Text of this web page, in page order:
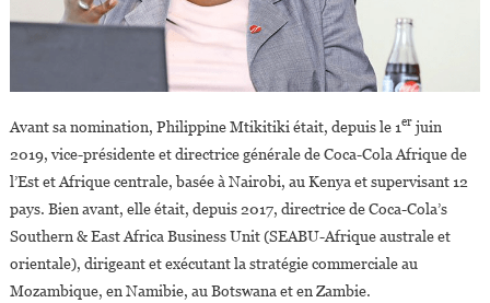
Avant sa nomination, Philippine Mtikitiki était, depuis le 1erjuin
2019, vice-présidente et directrice générale de Coca-Cola Afrique de
l’Est et Afrique centrale, basée à Nairobi, au Kenya et supervisant 12
pays. Bien avant, elle était, depuis 2017, directrice de Coca-Cola’s
Southern & East Africa Business Unit (SEABU-Afrique australe et
orientale), dirigeant et exécutant la stratégie commerciale au
Mozambique, en Namibie, au Botswana et en Zambie.